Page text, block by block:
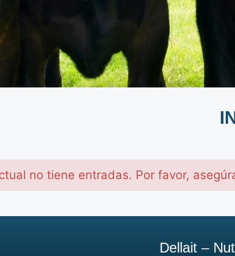
no tiene entradas. Por favor,
Dellait –